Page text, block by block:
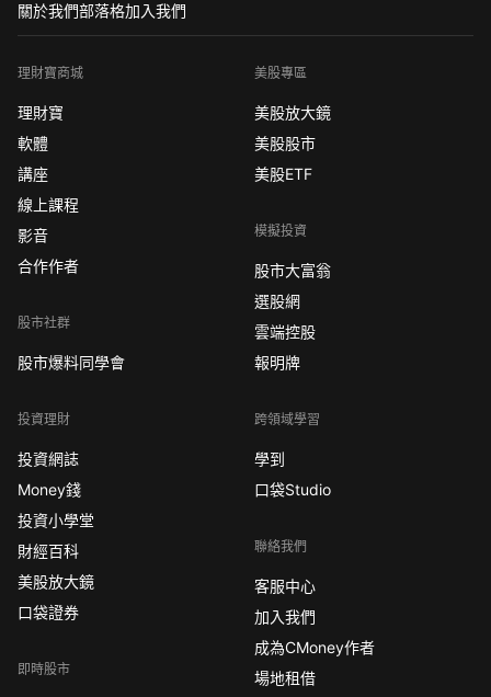
關於我們部落格加入我們
理財寶商城
理財寶
軟體
講座
線上課程
影音
合作作者
股市社群
股市爆料同學會
投資理財
投資網誌
Money錢
投資小學堂
財經百科
美股放大鏡
口袋證券
即時股市
美股專區
美股放大鏡
美股股市
美股ETF
模擬投資
股市大富翁
選股網
雲端控股
報明牌
跨領域學習
學到
口袋Studio
聯絡我們
客服中心
加入我們
成為CMoney作者
場地租借